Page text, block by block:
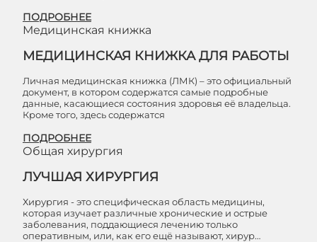
ПОДРОБНЕЕ
Медицинская книжка
МЕДИЦИНСКАЯ КНИЖКА ДЛЯ РАБОТЫ
Личная медицинская книжка (ЛМК) – это официальный
документ, в котором содержатся самые подробные
данные, касающиеся состояния здоровья её владельца.
Кроме того, здесь содержатся
ПОДРОБНЕЕ
Общая хирургия
ЛУЧШАЯ ХИРУРГИЯ
Хирургия - это специфическая область медицины,
которая изучает различные хронические и острые
заболевания, поддающиеся лечению только
оперативным, или, как его ещё называют, хирур…